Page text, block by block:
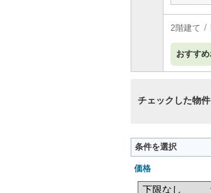
2階建て
おすす
チェックした物
条件を選択
価格